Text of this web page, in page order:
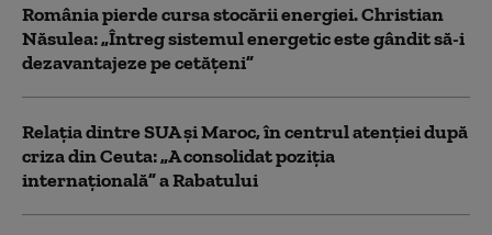
România pierde cursa stocării energiei. Christian
Năsulea: „Întreg sistemul energetic este gândit să-i
dezavantajeze pe cetățeni”
Relația dintre SUA și Maroc, în centrul atenției după
criza din Ceuta: „A consolidat poziția
internațională” a Rabatului